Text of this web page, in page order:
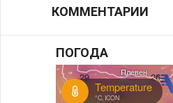
КОММЕНТАРИИ
ПОГОДА